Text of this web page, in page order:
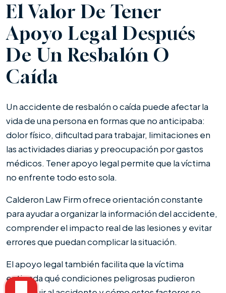
El Valor De Tener
Apoyo Legal Después
De Un Resbalón O
Caída
Un accidente de resbalón o caída puede afectar la
vida de una persona en formas que no anticipaba:
dolor físico, dificultad para trabajar, limitaciones en
las actividades diarias y preocupación por gastos
médicos. Tener apoyo legal permite que la víctima
no enfrente todo esto sola.
Calderon Law Firm ofrece orientación constante
para ayudar a organizar la información del accidente,
comprender el impacto real de las lesiones y evitar
errores que puedan complicar la situación.
El apoyo legal también facilita que la víctima
entienda qué condiciones peligrosas pudieron